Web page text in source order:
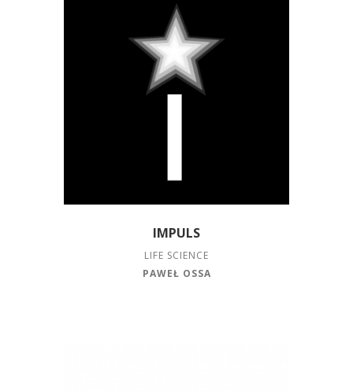
IMPULS
LIFE SCIENCE
PAWEŁ OSSA